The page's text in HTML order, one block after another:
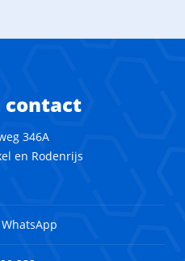
contact
346A
en Rodenrijs